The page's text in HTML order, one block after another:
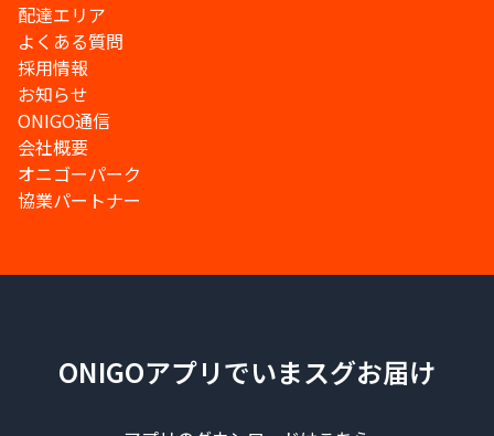
配達エリア
よくある質問
採用情報
お知らせ
ONIGO通信
会社概要
オニゴーパーク
協業パートナー
ONIGOアプリでいまスグお届け